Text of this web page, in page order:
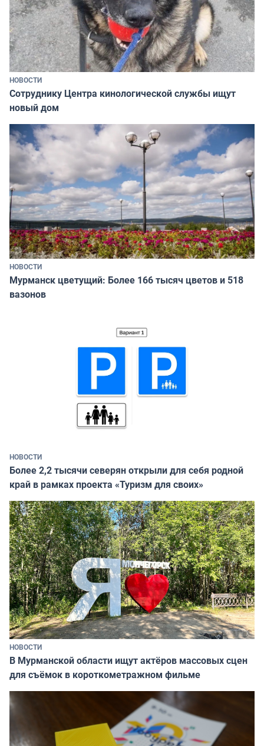
НОВОСТИ
Сотруднику Центра кинологической службы ищут
новый дом
НОВОСТИ
Мурманск цветущий: Более 166 тысяч цветов и 518
вазонов
НОВОСТИ
Более 2,2 тысячи северян открыли для себя родной
край в рамках проекта «Туризм для своих»
НОВОСТИ
В Мурманской области ищут актёров массовых сцен
для съёмок в короткометражном фильме